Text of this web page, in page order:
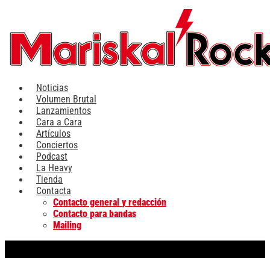
contenido
Noticias
Volumen Brutal
Lanzamientos
Cara a Cara
Artículos
Conciertos
Podcast
La Heavy
Tienda
Contacta
Contacto general y redacción
Contacto para bandas
Mailing